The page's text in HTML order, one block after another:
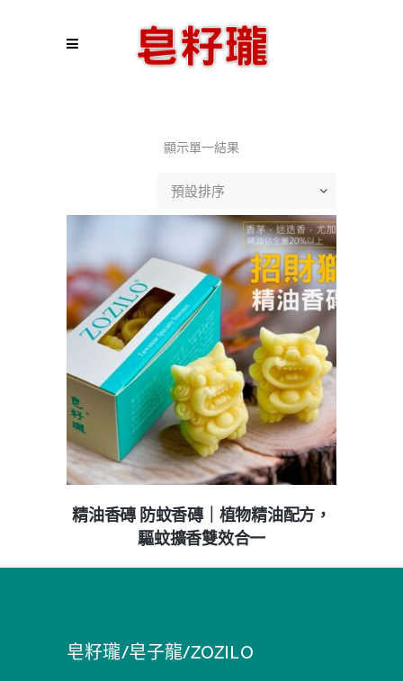
顯示單一結果
預設排序
精油香磚 防蚊香磚｜植物精油配方，
驅蚊擴香雙效合一
皂籽瓏/皂子龍/ZOZILO